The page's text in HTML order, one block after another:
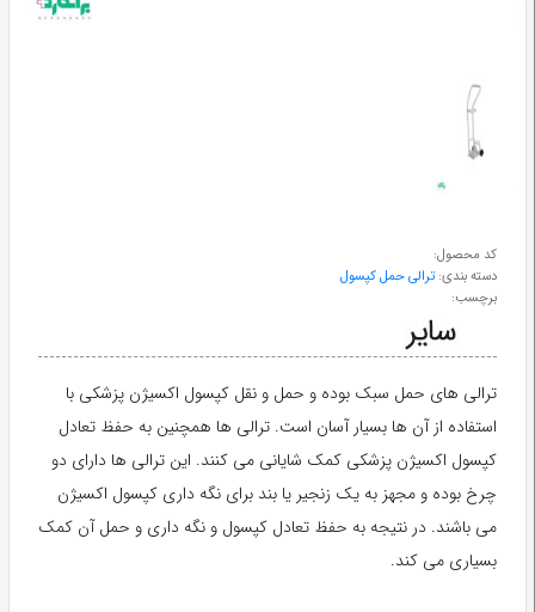
و
درمانی
ابزار
جراحی
کد محصول:
دسته بندی:ترالی حمل کپسول
برچسب:
ترالی های حمل سبک بوده و حمل و نقل کپسول اکسیژن پزشکی با
استفاده از آن ها بسیار آسان است. ترالی ها همچنین به حفظ تعادل
کپسول اکسیژن پزشکی کمک شایانی می کنند. این ترالی ها دارای دو
چرخ بوده و مجهز به یک زنجیر یا بند برای نگه داری کپسول اکسیژن
می باشند. در نتیجه به حفظ تعادل کپسول و نگه داری و حمل آن کمک
بسیاری می کند.